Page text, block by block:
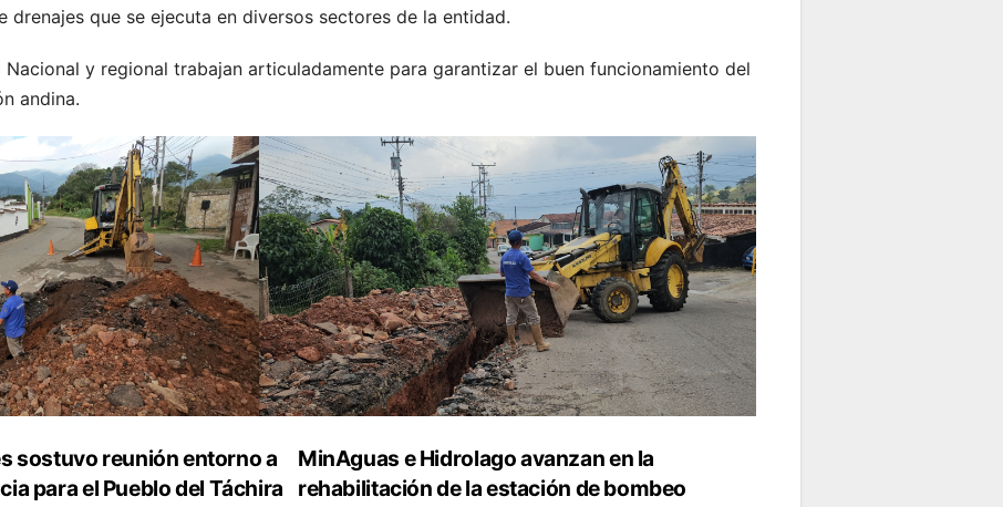
drenajes que se ejecuta en diversos sectores de la entidad.
Nacional y regional trabajan articuladamente para garantizar el buen funcionamiento del
andina.
MinAguas e Hidrolago avanzan en la
rehabilitación de la estación de bombeo
sostuvo reunión entorno a
para el Pueblo del Táchira